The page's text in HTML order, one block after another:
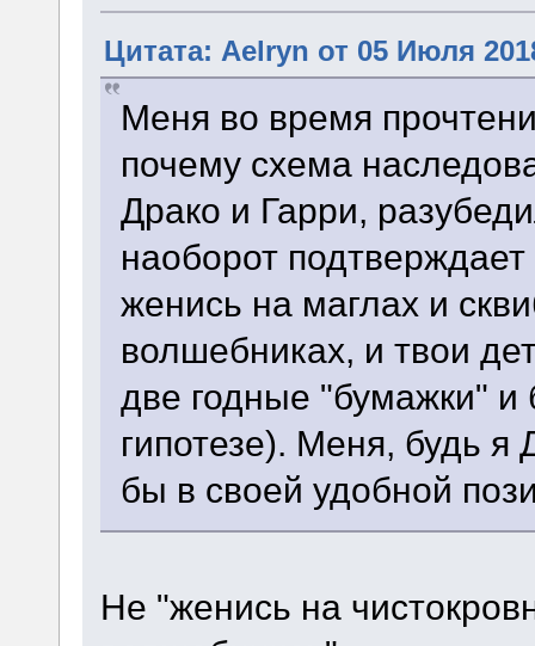
Цитата: Aelryn от 05 Июля
Меня во время
почему схема
Драко и Гарри,
наоборот подтверждает
женись на маглах и
волшебниках, и твои
две годные "бумажки" и
гипотезе). Меня, будь я
бы в своей удобной
Не "женись на